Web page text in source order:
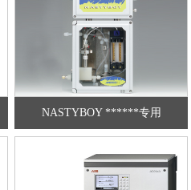
NASTYBOY ******专用